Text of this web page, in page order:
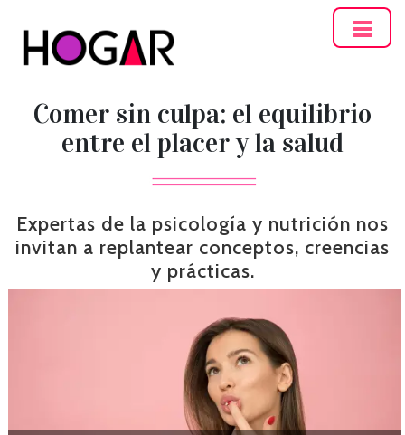
Comer sin culpa: el equilibrio
entre el placer y la salud
Expertas de la psicología y nutrición nos
invitan a replantear conceptos, creencias
y prácticas.